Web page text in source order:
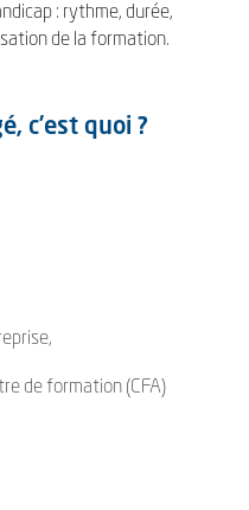
: rythme, durée,
de la formation.
c’est quoi ?
de formation (CFA)